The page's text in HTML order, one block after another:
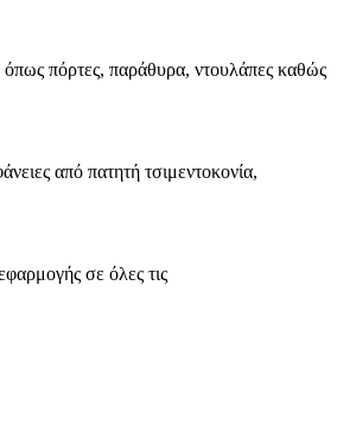
όπως πόρτες, παράθυρα, ντουλάπες καθώς
από πατητή τσιμεντοκονία,
σε όλες τις